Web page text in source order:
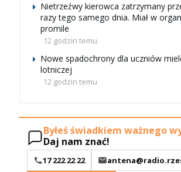
Nietrzeźwy kierowca zatrzymany
razy tego samego dnia. Miał w
promile
12 godzin temu
Nowe spadochrony dla uczniów
lotniczej
12 godzin temu
Byłeś świadkiem ważnego
Daj nam znać!
17 222 22 22